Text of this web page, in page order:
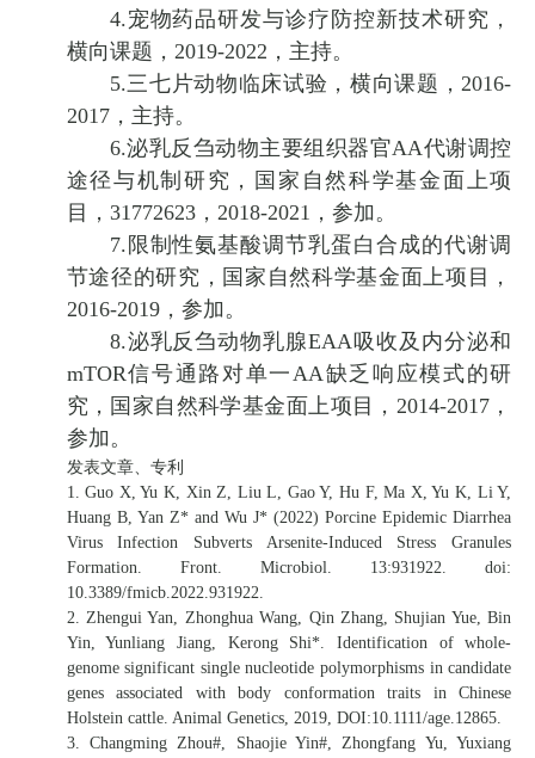
4.宠物药品研发与诊疗防控新技术研究，
横向课题，2019-2022，主持。
5.三七片动物临床试验，横向课题，2016-
2017，主持。
6.泌乳反刍动物主要组织器官AA代谢调控
途径与机制研究，国家自然科学基金面上项
目，31772623，2018-2021，参加。
7.限制性氨基酸调节乳蛋白合成的代谢调
节途径的研究，国家自然科学基金面上项目，
2016-2019，参加。
8.泌乳反刍动物乳腺EAA吸收及内分泌和
mTOR信号通路对单一AA缺乏响应模式的研
究，国家自然科学基金面上项目，2014-2017，
参加。
发表文章、专利
1. Guo X, Yu K, Xin Z, Liu L, Gao Y, Hu F, Ma X, Yu K, Li Y,
Huang B, Yan Z* and Wu J* (2022) Porcine Epidemic Diarrhea
Virus Infection Subverts Arsenite-Induced Stress Granules
Formation. Front. Microbiol. 13:931922. doi:
10.3389/fmicb.2022.931922.
2. Zhengui Yan, Zhonghua Wang, Qin Zhang, Shujian Yue, Bin
Yin, Yunliang Jiang, Kerong Shi*. Identification of whole-
genome significant single nucleotide polymorphisms in candidate
genes associated with body conformation traits in Chinese
Holstein cattle. Animal Genetics, 2019, DOI:10.1111/age.12865.
3. Changming Zhou#, Shaojie Yin#, Zhongfang Yu, Yuxiang